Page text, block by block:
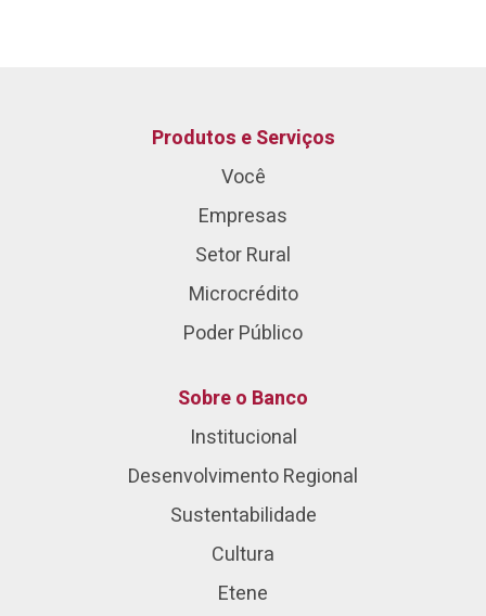
Produtos e Serviços
Você
Empresas
Setor Rural
Microcrédito
Poder Público
Sobre o Banco
Institucional
Desenvolvimento Regional
Sustentabilidade
Cultura
Etene